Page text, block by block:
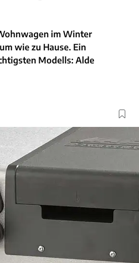
im Winter
wie zu Hause. Ein
Modells: Alde